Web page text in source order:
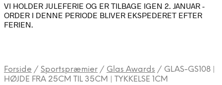
VI HOLDER JULEFERIE OG ER TILBAGE IGEN 2. JANUAR -
ORDER I DENNE PERIODE BLIVER EKSPEDERET EFTER
FERIEN.
Forside / Sportspræmier / Glas Awards / GLAS-GS108 |
HØJDE FRA 25CM TIL 35CM | TYKKELSE 1CM